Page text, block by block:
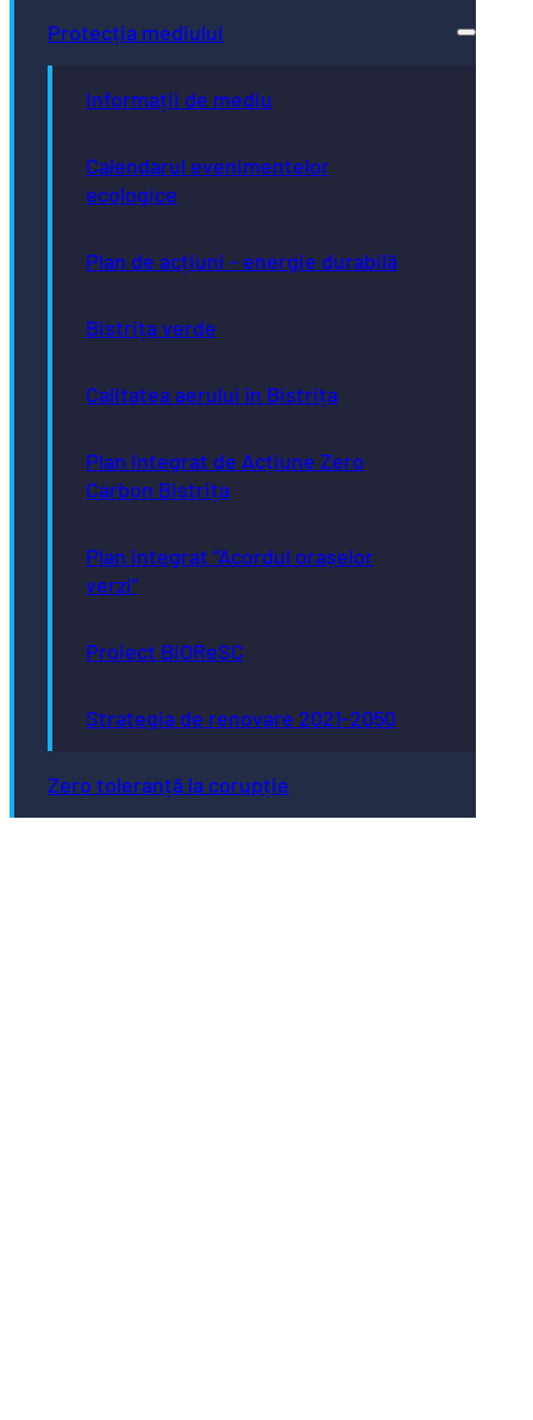
Protecția mediului
Informații de mediu
Calendarul evenimentelor
ecologice
Plan de acțiuni - energie durabilă
Bistrița verde
Calitatea aerului în Bistrița
Plan Integrat de Acțiune Zero
Carbon Bistrița
Plan integrat “Acordul orașelor
verzi”
Proiect BiOReSC
Strategia de renovare 2021-2050
Zero toleranță la corupție